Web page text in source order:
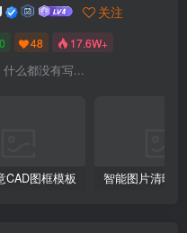
关注
0 48 17.6W+
么都没有写...
CAD图框模板